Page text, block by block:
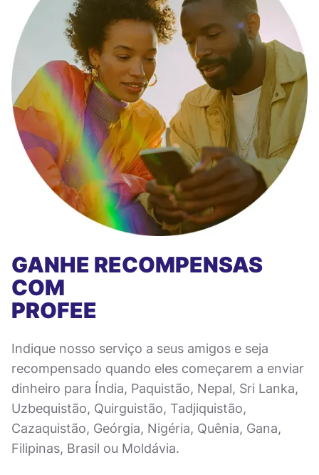
GANHE RECOMPENSAS
COM
PROFEE
Indique nosso serviço a seus amigos e seja
recompensado quando eles começarem a enviar
dinheiro para Índia, Paquistão, Nepal, Sri Lanka,
Uzbequistão, Quirguistão, Tadjiquistão,
Cazaquistão, Geórgia, Nigéria, Quênia, Gana,
Filipinas, Brasil ou Moldávia.